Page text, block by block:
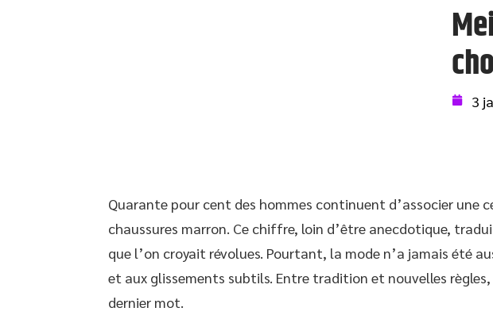
3
Quarante pour cent des hommes continuent d’associer une
chaussures marron. Ce chiffre, loin d’être anecdotique,
que l’on croyait révolues. Pourtant, la mode n’a jamais été
et aux glissements subtils. Entre tradition et nouvelles
dernier mot.